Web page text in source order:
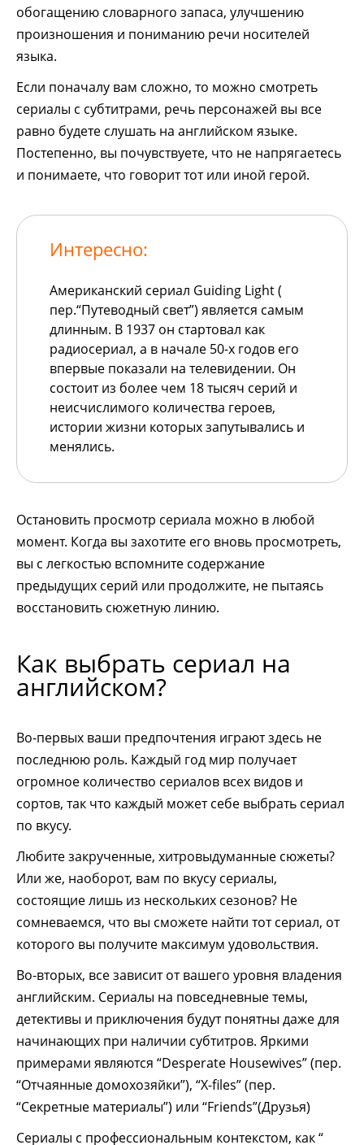
обогащению словарного запаса, улучшению
произношения и пониманию речи носителей
языка.
Если поначалу вам сложно, то можно смотреть
сериалы с субтитрами, речь персонажей вы все
равно будете слушать на английском языке.
Постепенно, вы почувствуете, что не напрягаетесь
и понимаете, что говорит тот или иной герой.
Интересно:
Американский сериал Guiding Light (
пер.“Путеводный свет”) является самым
длинным. В 1937 он стартовал как
радиосериал, а в начале 50-х годов его
впервые показали на телевидении. Он
состоит из более чем 18 тысяч серий и
неисчислимого количества героев,
истории жизни которых запутывались и
менялись.
Остановить просмотр сериала можно в любой
момент. Когда вы захотите его вновь просмотреть,
вы с легкостью вспомните содержание
предыдущих серий или продолжите, не пытаясь
восстановить сюжетную линию.
Как выбрать сериал на
английском?
Во-первых ваши предпочтения играют здесь не
последнюю роль. Каждый год мир получает
огромное количество сериалов всех видов и
сортов, так что каждый может себе выбрать сериал
по вкусу.
Любите закрученные, хитровыдуманные сюжеты?
Или же, наоборот, вам по вкусу сериалы,
состоящие лишь из нескольких сезонов? Не
сомневаемся, что вы сможете найти тот сериал, от
которого вы получите максимум удовольствия.
Во-вторых, все зависит от вашего уровня владения
английским. Сериалы на повседневные темы,
детективы и приключения будут понятны даже для
начинающих при наличии субтитров. Яркими
примерами являются “Desperate Housewives” (пер.
“Отчаянные домохозяйки”), “X-files” (пер.
“Секретные материалы”) или “Friends”(Друзья)
Сериалы с профессиональным контекстом, как “